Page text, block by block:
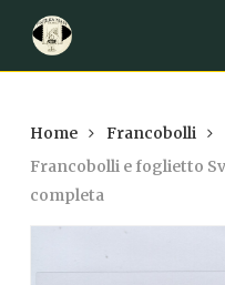
main
Home Francobolli
Francobolli e foglietto
completa